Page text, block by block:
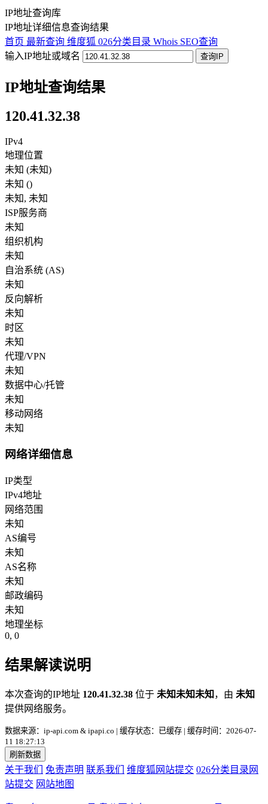
IP地址查询库
IP地址详细信息查询结果
首页 最新查询 维度狐 026分类目录 Whois SEO查询
输入IP地址或域名
查询IP
IP地址查询结果
120.41.32.38
IPv4
地理位置
未知 (未知)
未知 ()
未知, 未知
ISP服务商
未知
组织机构
未知
自治系统 (AS)
未知
反向解析
未知
时区
未知
代理/VPN
未知
数据中心/托管
未知
移动网络
未知
网络详细信息
IP类型
IPv4地址
网络范围
未知
AS编号
未知
AS名称
未知
邮政编码
未知
地理坐标
0, 0
结果解读说明
本次查询的IP地址 120.41.32.38 位于 未知未知未知 ，由 未知
提供网络服务。
数据来源：ip-api.com & ipapi.co | 缓存状态：已缓存 | 缓存时间：2026-07-
11 18:27:13
刷新数据
关于我们 免责声明 联系我们 维度狐网站提交 026分类目录网
站提交 网站地图